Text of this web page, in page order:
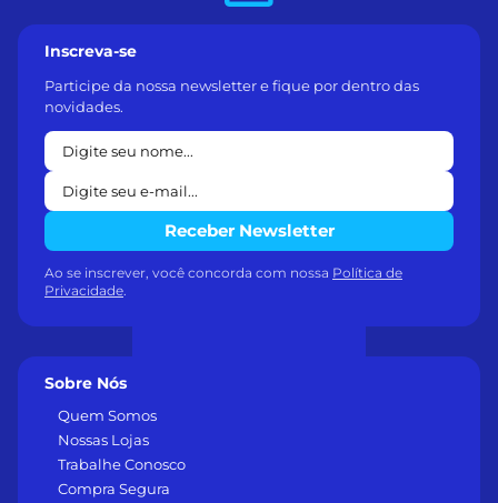
Sobre Nós
Quem Somos
Nossas Lojas
Trabalhe Conosco
Compra Segura
Inscreva-se
Participe da nossa newsletter e fique por dentro das
novidades.
Receber Newsletter
Ao se inscrever, você concorda com nossa Política de
Privacidade